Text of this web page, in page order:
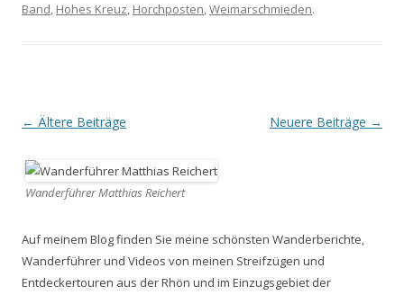
Band, Hohes Kreuz, Horchposten,Weimarschmieden.
Beitrags-
← Ältere Beiträge Neuere Beiträge →
Wanderführer Matthias Reichert
Auf meinem Blog finden Sie meine schönsten Wanderberichte,
Wanderführer und Videos von meinen Streifzügen und
Entdeckertouren aus der Rhön und im Einzugsgebiet der